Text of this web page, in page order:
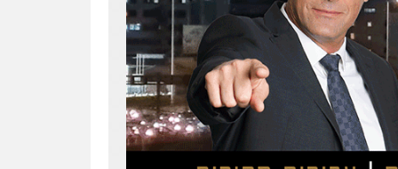
מרכז התחלה חדשה
אסירים עבירות מין
שירותים מקצועיים לעורכי
דין
0544500346
מאיה בלום, עו"ס,
טיפול ושיקום
טיפול בהתמכרויות